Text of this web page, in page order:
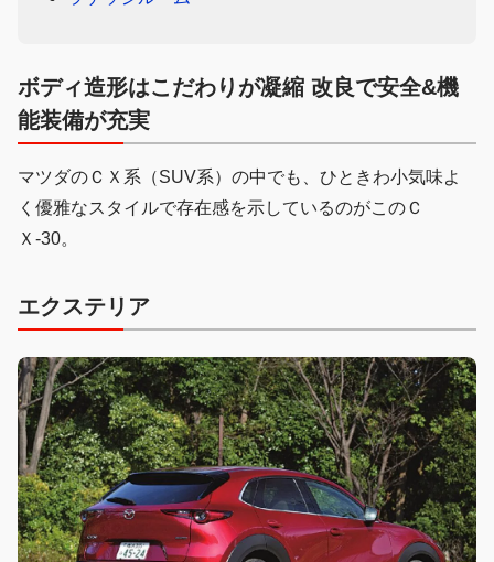
ボディ造形はこだわりが凝縮 改良で安全&機
能装備が充実
マツダのＣＸ系（SUV系）の中でも、ひときわ小気味よ
く優雅なスタイルで存在感を示しているのがこのＣ
Ｘ-30。
エクステリア